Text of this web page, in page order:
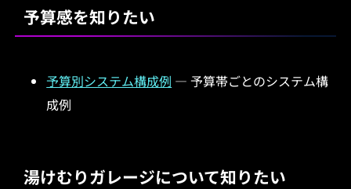
予算感を知りたい
予算別システム構成例 — 予算帯ごとのシステム構
成例
湯けむりガレージについて知りたい